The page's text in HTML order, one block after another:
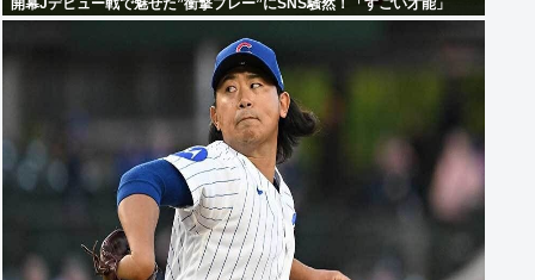
開幕Jデビュー戦で魅せた”衝撃プレー”にSNS騒然！「すごい才能」